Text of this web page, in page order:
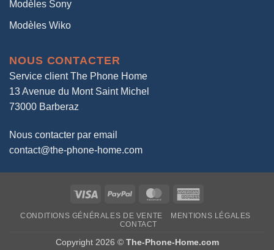
Modèles Sony
Modèles Wiko
NOUS CONTACTER
Service client The Phone Home
13 Avenue du Mont Saint Michel
73000 Barberaz
Nous contacter par email
contact@the-phone-home.com
Visa PayPal MasterCard
CONDITIONS GÉNÉRALES DE VENTE
MENTIONS LÉGALES
CONTACT
Copyright 2026 © The-Phone-Home.com